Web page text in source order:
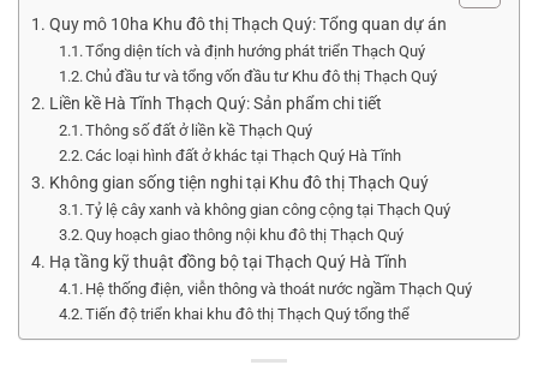
Quy mô 10ha Khu đô thị Thạch Quý: Tổng quan dự án
Tổng diện tích và định hướng phát triển Thạch Quý
Chủ đầu tư và tổng vốn đầu tư Khu đô thị Thạch Quý
Liền kề Hà Tĩnh Thạch Quý: Sản phẩm chi tiết
Thông số đất ở liền kề Thạch Quý
Các loại hình đất ở khác tại Thạch Quý Hà Tĩnh
Không gian sống tiện nghi tại Khu đô thị Thạch Quý
Tỷ lệ cây xanh và không gian công cộng tại Thạch Quý
Quy hoạch giao thông nội khu đô thị Thạch Quý
Hạ tầng kỹ thuật đồng bộ tại Thạch Quý Hà Tĩnh
Hệ thống điện, viễn thông và thoát nước ngầm Thạch Quý
Tiến độ triển khai khu đô thị Thạch Quý tổng thể